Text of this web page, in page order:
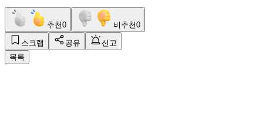
추천0 비추천0
스크랩 공유
신고
목록